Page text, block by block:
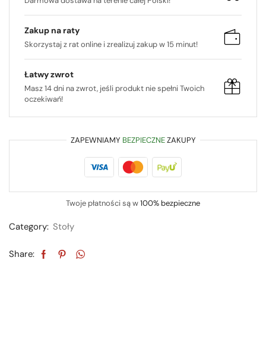
Zakup na raty
Skorzystaj z rat online i zrealizuj zakup w 15 minut!
Łatwy zwrot
Masz 14 dni na zwrot, jeśli produkt nie spełni Twoich
oczekiwań!
ZAPEWNIAMY BEZPIECZNEZAKUPY
Twoje płatności są w100% bezpieczne
Category: Stoły
Share: